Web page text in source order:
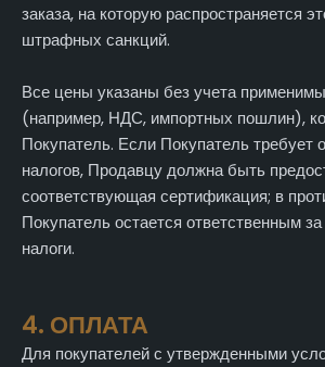
заказа, на которую распространяется
штрафных санкций.
Все цены указаны без учета
(например, НДС, импортных пошлин),
Покупатель. Если Покупатель требует
налогов, Продавцу должна быть
соответствующая сертификация; в
Покупатель остается ответственным
налоги.
4. ОПЛАТА
Для покупателей с утвержденными